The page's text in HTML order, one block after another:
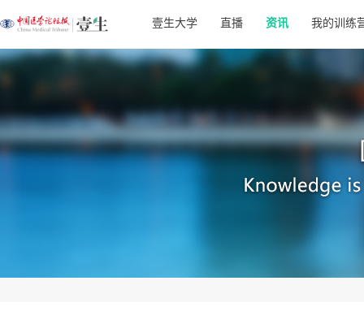
壹生大学 直播 资讯 我的训练